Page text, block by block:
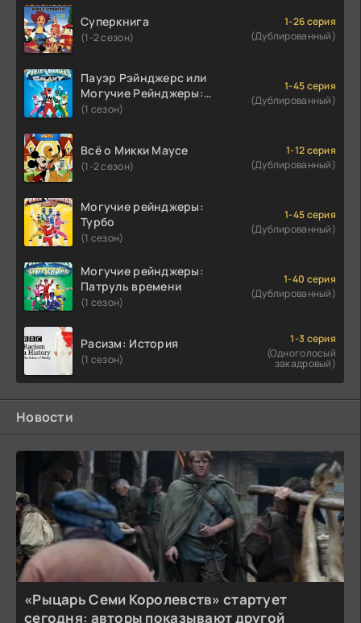
Суперкнига
(1-2 сезон)
1-26 серия
(Дублированный)
Пауэр Рэйнджерс или
Могучие Рейнджеры:
Затерянная Галактика
(1 сезон)
1-45 серия
(Дублированный)
Всё о Микки Маусе
(1-2 сезон)
1-12 серия
(Дублированный)
Могучие рейнджеры:
Турбо
(1 сезон)
1-45 серия
(Дублированный)
Могучие рейнджеры:
Патруль времени
(1 сезон)
1-40 серия
(Дублированный)
Расизм: История
(1 сезон)
1-3 серия
(Одноголосый
закадровый)
Новости
«Рыцарь Семи Королевств» стартует
сегодня: авторы показывают другой